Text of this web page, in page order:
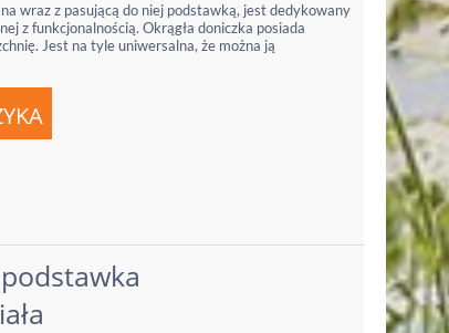
wraz z pasującą do niej podstawką, jest dedykowany
z funkcjonalnością. Okrągła doniczka posiada
Jest na tyle uniwersalna, że można ją